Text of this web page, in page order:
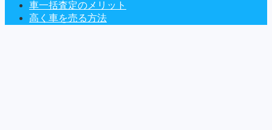
車一括査定のメリット
高く車を売る方法